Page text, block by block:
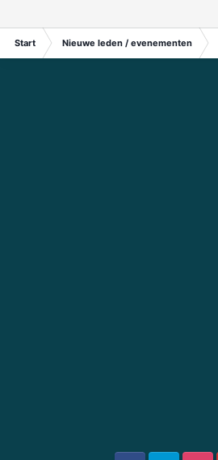
Start Nieuwe leden / evenementen